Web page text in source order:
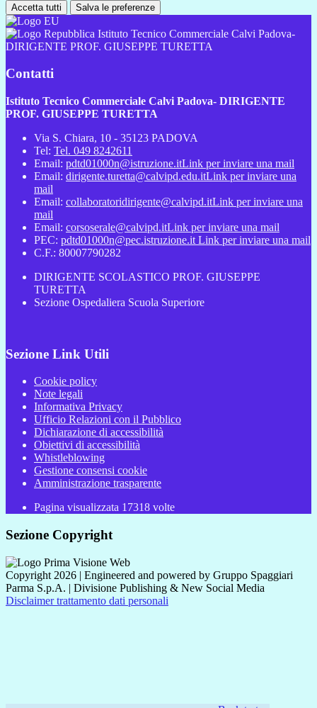
Accetta tutti Salva le preferenze
Istituto Tecnico Commerciale Calvi Padova-
DIRIGENTE PROF. GIUSEPPE TURETTA
Contatti
Istituto Tecnico Commerciale Calvi Padova- DIRIGENTE
PROF. GIUSEPPE TURETTA
Via S. Chiara, 10 - 35123 PADOVA
Tel: Tel. 049 8242611
Email: pdtd01000n@istruzione.itLink per inviare una mail
Email: dirigente.turetta@calvipd.edu.itLink per inviare una
mail
Email: collaboratoridirigente@calvipd.itLink per inviare una
mail
Email: corsoserale@calvipd.itLink per inviare una mail
PEC: pdtd01000n@pec.istruzione.it Link per inviare una mail
C.F.: 80007790282
DIRIGENTE SCOLASTICO PROF. GIUSEPPE
TURETTA
Sezione Ospedaliera Scuola Superiore
Sezione Link Utili
Cookie policy
Note legali
Informativa Privacy
Ufficio Relazioni con il Pubblico
Dichiarazione di accessibilità
Obiettivi di accessibilità
Whistleblowing
Gestione consensi cookie
Amministrazione trasparente
Pagina visualizzata 17318 volte
Sezione Copyright
Copyright 2026 | Engineered and powered by Gruppo Spaggiari
Parma S.p.A. | Divisione Publishing & New Social Media
Disclaimer trattamento dati personali